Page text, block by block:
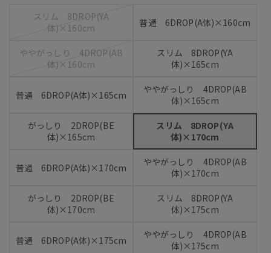
スリム 8DROP(YA
体)×160cm
普通 6DROP(A体)×160cm
ややがっしり 4DROP(AB
体)×160cm
スリム 8DROP(YA
体)×165cm
普通 6DROP(A体)×165cm
ややがっしり 4DROP(AB
体)×165cm
がっしり 2DROP(BE
体)×165cm
スリム 8DROP(YA
体)×170cm
普通 6DROP(A体)×170cm
ややがっしり 4DROP(AB
体)×170cm
がっしり 2DROP(BE
体)×170cm
スリム 8DROP(YA
体)×175cm
普通 6DROP(A体)×175cm
ややがっしり 4DROP(AB
体)×175cm